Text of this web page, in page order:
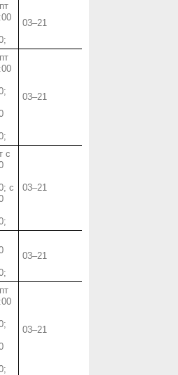
03‒21
03‒21
с
с
03‒21
03‒21
03‒21